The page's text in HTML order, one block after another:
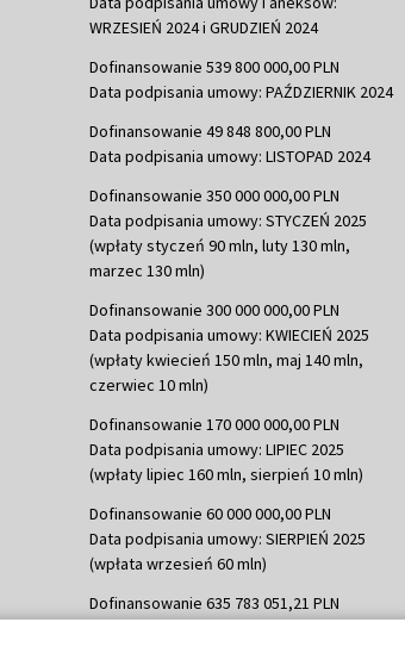
WRZESIEŃ 2024 i GRUDZIEŃ 2024
Dofinansowanie 539 800 000,00 PLN
Data podpisania umowy: PAŹDZIERNIK 2024
Dofinansowanie 49 848 800,00 PLN
Data podpisania umowy: LISTOPAD 2024
Dofinansowanie 350 000 000,00 PLN
Data podpisania umowy: STYCZEŃ 2025
(wpłaty styczeń 90 mln, luty 130 mln,
marzec 130 mln)
Dofinansowanie 300 000 000,00 PLN
Data podpisania umowy: KWIECIEŃ 2025
(wpłaty kwiecień 150 mln, maj 140 mln,
czerwiec 10 mln)
Dofinansowanie 170 000 000,00 PLN
Data podpisania umowy: LIPIEC 2025
(wpłaty lipiec 160 mln, sierpień 10 mln)
Dofinansowanie 60 000 000,00 PLN
Data podpisania umowy: SIERPIEŃ 2025
(wpłata wrzesień 60 mln)
Dofinansowanie 635 783 051,21 PLN